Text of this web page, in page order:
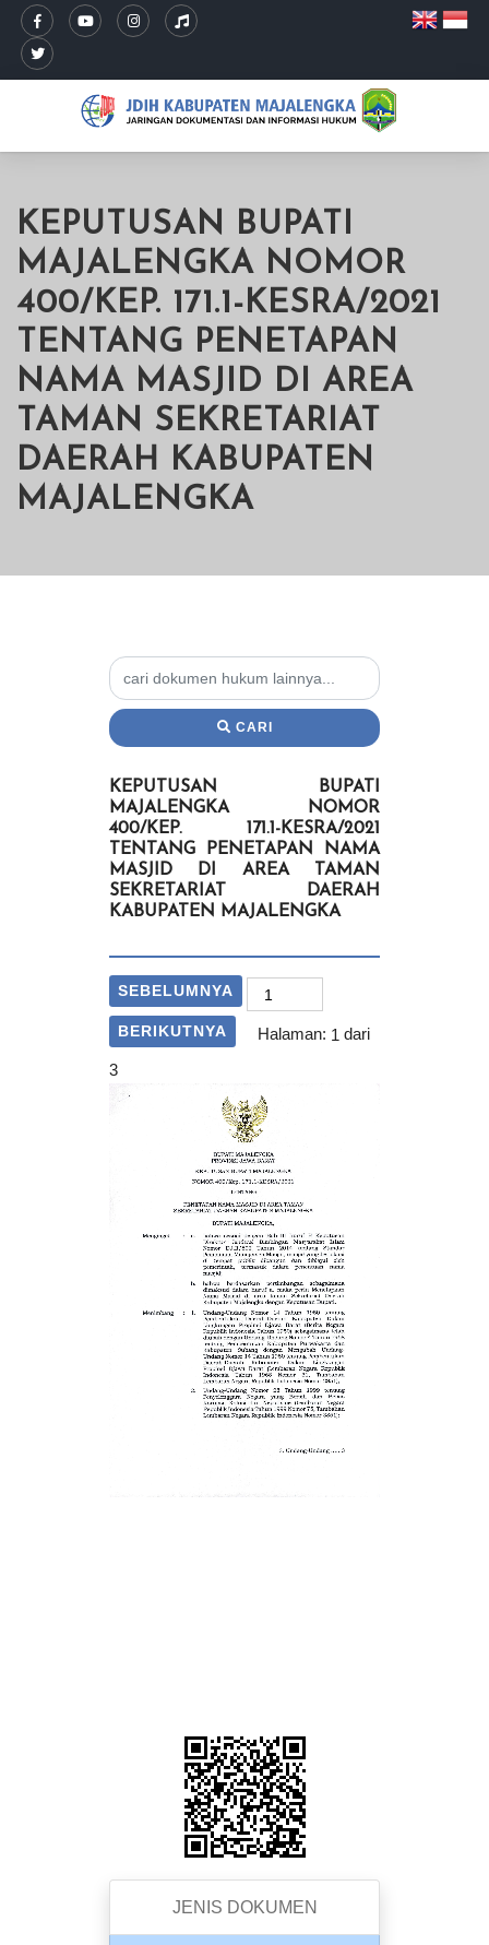
KEPUTUSAN BUPATI
MAJALENGKA NOMOR
400/KEP. 171.1-KESRA/2021
TENTANG PENETAPAN
NAMA MASJID DI AREA
TAMAN SEKRETARIAT
DAERAH KABUPATEN
MAJALENGKA
CARI
KEPUTUSAN BUPATI
MAJALENGKA NOMOR
400/KEP. 171.1-KESRA/2021
TENTANG PENETAPAN NAMA
MASJID DI AREA TAMAN
SEKRETARIAT DAERAH
KABUPATEN MAJALENGKA
SEBELUMNYA
BERIKUTNYA Halaman: 1 dari
3
JENIS DOKUMEN